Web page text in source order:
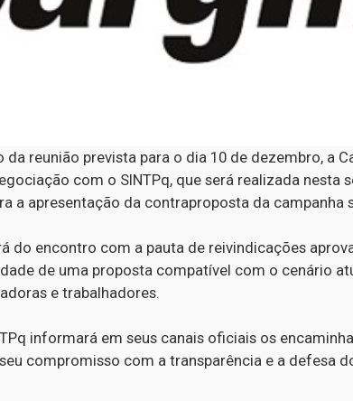
da reunião prevista para o dia 10 de dezembro, a
com o SINTPq, que será realizada nesta
a apresentação da contraproposta da campanha
do encontro com a pauta de reivindicações
de uma proposta compatível com o cenário
e trabalhadores.
informará em seus canais oficiais os
compromisso com a transparência e a defesa